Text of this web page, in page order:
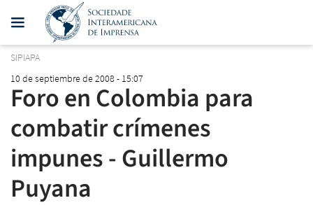
SIPIAPA
10 de septiembre de 2008 - 15:07
Foro en Colombia para
combatir crímenes
impunes - Guillermo
Puyana